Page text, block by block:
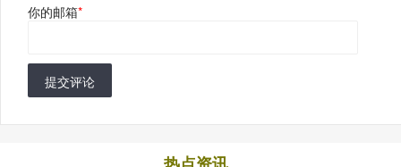
你的邮箱*
提交评论